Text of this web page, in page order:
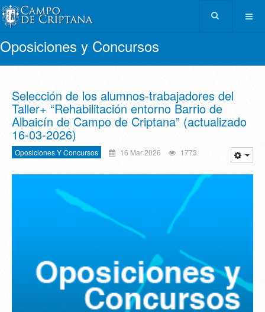
Oposiciones y Concursos
Selección de los alumnos-trabajadores del
Taller+ “Rehabilitación entorno Barrio de
Albaicín de Campo de Criptana” (actualizado
16-03-2026)
Oposiciones Y Concursos 16 Mar 2026 1773